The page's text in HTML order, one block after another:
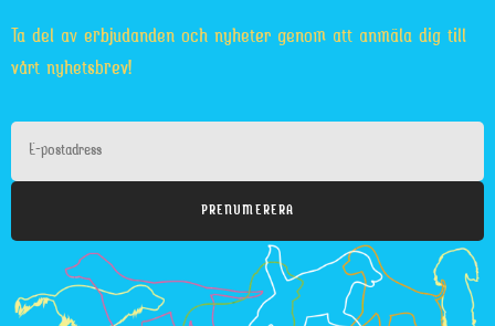
Ta del av erbjudanden och nyheter genom att anmäla dig till
vårt nyhetsbrev!
PRENUMERERA